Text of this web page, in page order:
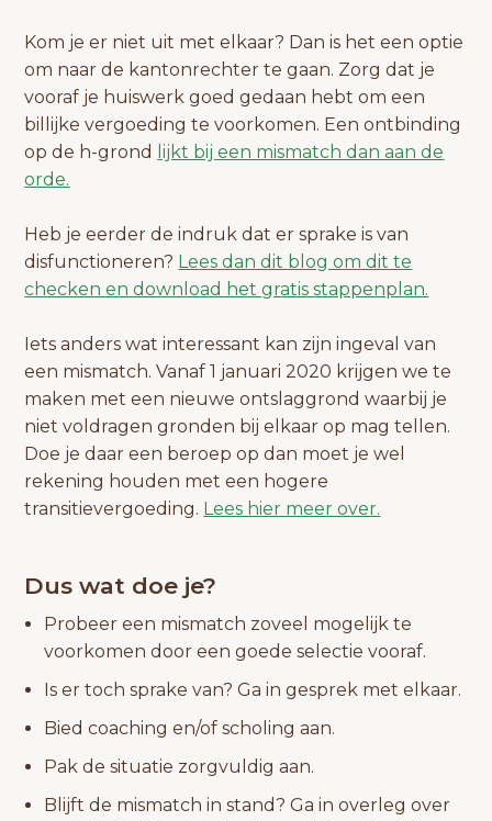
Kom je er niet uit met elkaar? Dan is het een optie
om naar de kantonrechter te gaan. Zorg dat je
vooraf je huiswerk goed gedaan hebt om een
billijke vergoeding te voorkomen. Een ontbinding
op de h-grond
lijkt bij een mismatch dan aan de
orde.
Heb je eerder de indruk dat er sprake is van
disfunctioneren? Lees dan dit blog om dit te
checken en download het gratis stappenplan.
Iets anders wat interessant kan zijn ingeval van
een mismatch. Vanaf 1 januari 2020 krijgen we te
maken met een nieuwe ontslaggrond waarbij je
niet voldragen gronden bij elkaar op mag tellen.
Doe je daar een beroep op dan moet je wel
rekening houden met een hogere
transitievergoeding. Lees hier meer over.
Dus wat doe je?
Probeer een mismatch zoveel mogelijk te
voorkomen door een goede selectie vooraf.
Is er toch sprake van? Ga in gesprek met elkaar.
Bied coaching en/of scholing aan.
Pak de situatie zorgvuldig aan.
Blijft de mismatch in stand? Ga in overleg over